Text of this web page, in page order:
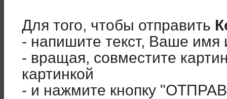
Для того, чтобы отправить
- напишите текст, Ваше имя
- вращая, совместите
картинкой
- и нажмите кнопку